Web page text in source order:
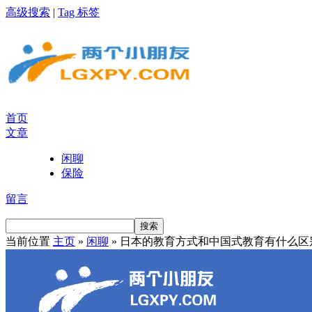
高级搜索 | Tag 标签
首页
文章
闲聊
保险
留言
当前位置 主页 » 闲聊 » 日本的教育方式和中国式教育有什么区